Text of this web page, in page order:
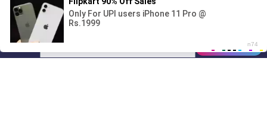
01/07
00:00
09:23